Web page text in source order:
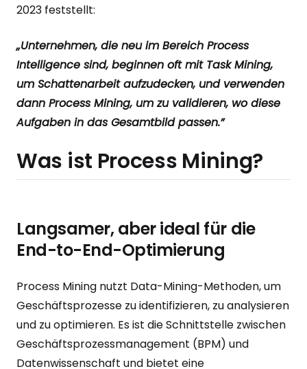
2023 feststellt:
„Unternehmen, die neu im Bereich Process
Intelligence sind, beginnen oft mit Task Mining,
um Schattenarbeit aufzudecken, und verwenden
dann Process Mining, um zu validieren, wo diese
Aufgaben in das Gesamtbild passen.”
Was ist Process Mining?
Langsamer, aber ideal für die
End-to-End-Optimierung
Process Mining nutzt Data-Mining-Methoden, um
Geschäftsprozesse zu identifizieren, zu analysieren
und zu optimieren. Es ist die Schnittstelle zwischen
Geschäftsprozessmanagement (BPM) und
Datenwissenschaft und bietet eine